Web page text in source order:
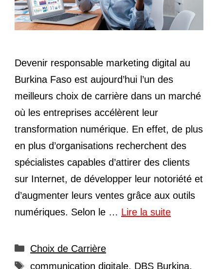
Devenir responsable marketing digital au
Burkina Faso est aujourd’hui l’un des
meilleurs choix de carrière dans un marché
où les entreprises accélèrent leur
transformation numérique. En effet, de plus
en plus d’organisations recherchent des
spécialistes capables d’attirer des clients
sur Internet, de développer leur notoriété et
d’augmenter leurs ventes grâce aux outils
numériques. Selon le … Lire la suite
Catégories
Choix de Carrière
Étiquettes
communication digitale, DBS Burkina,